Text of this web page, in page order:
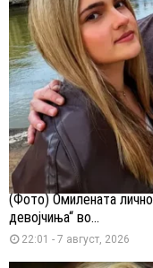
(Фото) Омилената
девојчиња“ во...
22:01 - 7 август, 2026